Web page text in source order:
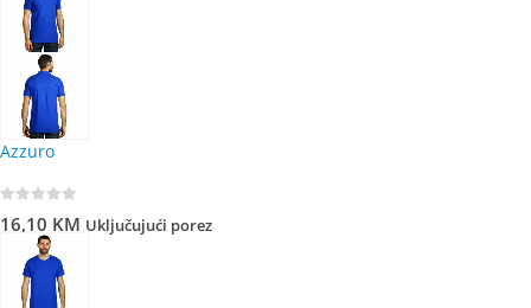
Azzuro
16,10 KM Uključujući porez